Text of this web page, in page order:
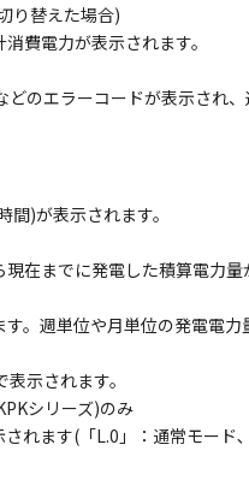
り替えた場合)
費電力が表示されます。
のエラーコードが表示され、
)が表示されます。
在までに発電した積算電力量
。週単位や月単位の発電電力
示されます。
シリーズ)のみ
れます(「L.0」：通常モード